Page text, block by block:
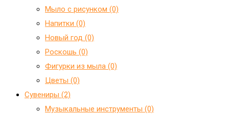
Мыло с рисунком (0)
Напитки (0)
Новый год (0)
Роскошь (0)
Фигурки из мыла (0)
Цветы (0)
Сувениры (2)
Mузыкальные инструменты (0)